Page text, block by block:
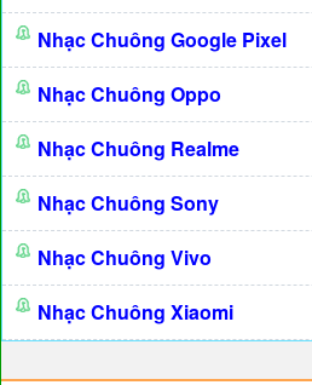
Nhạc Chuông Google Pixel
Nhạc Chuông Oppo
Nhạc Chuông Realme
Nhạc Chuông Sony
Nhạc Chuông Vivo
Nhạc Chuông Xiaomi